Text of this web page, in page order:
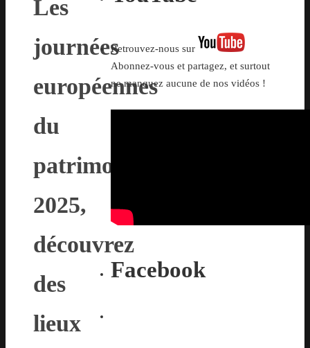
Les
journées
européennes
du
patrimoine
2025,
découvrez
des
lieux
Retrouvez-nous sur
Abonnez-vous et partagez, et surtout
ne manquez aucune de nos vidéos !
Facebook